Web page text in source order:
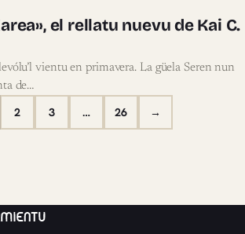
el rellatu nuevu de Kai C.
vientu en primavera. La güela Seren nun
de…
2 3 … 26 →